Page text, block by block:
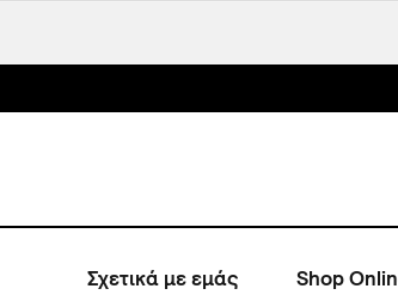
Σχετικά με εμάς Shop